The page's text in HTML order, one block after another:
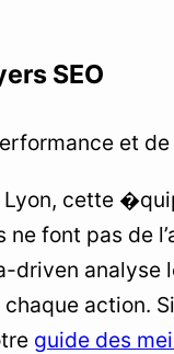
SEO
et
cette
font pas de
driven analyse
action.
guide des